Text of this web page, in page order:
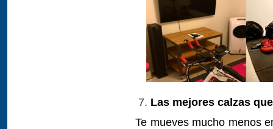
Las mejores calzas
Te mueves mucho menos